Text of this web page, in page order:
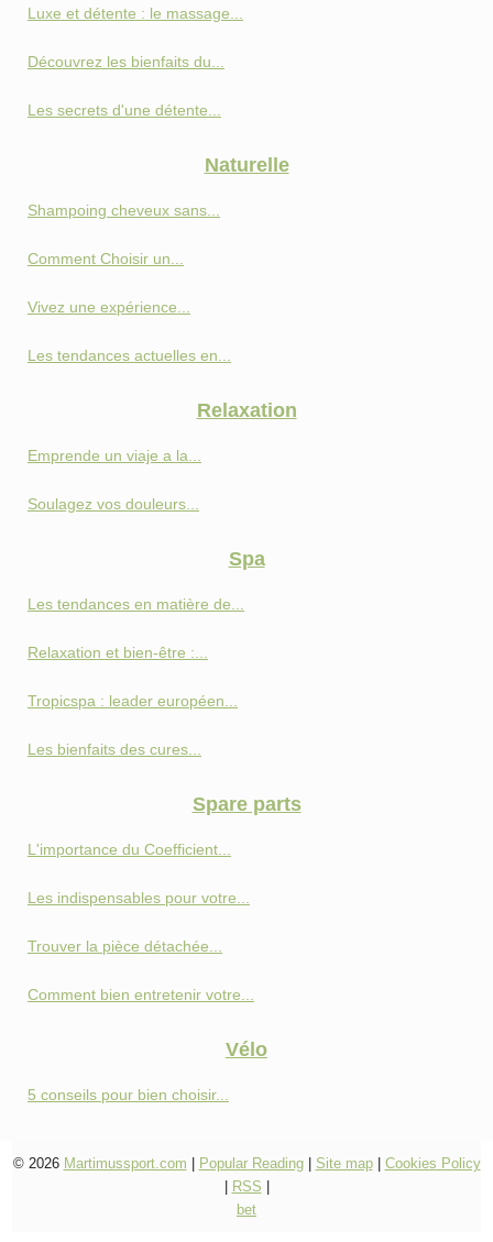
Luxe et détente : le massage...
Découvrez les bienfaits du...
Les secrets d'une détente...
Naturelle
Shampoing cheveux sans...
Comment Choisir un...
Vivez une expérience...
Les tendances actuelles en...
Relaxation
Emprende un viaje a la...
Soulagez vos douleurs...
Spa
Les tendances en matière de...
Relaxation et bien-être :...
Tropicspa : leader européen...
Les bienfaits des cures...
Spare parts
L'importance du Coefficient...
Les indispensables pour votre...
Trouver la pièce détachée...
Comment bien entretenir votre...
Vélo
5 conseils pour bien choisir...
© 2026 Martimussport.com Popular Reading| Site map| Cookies Policy
RSS
bet